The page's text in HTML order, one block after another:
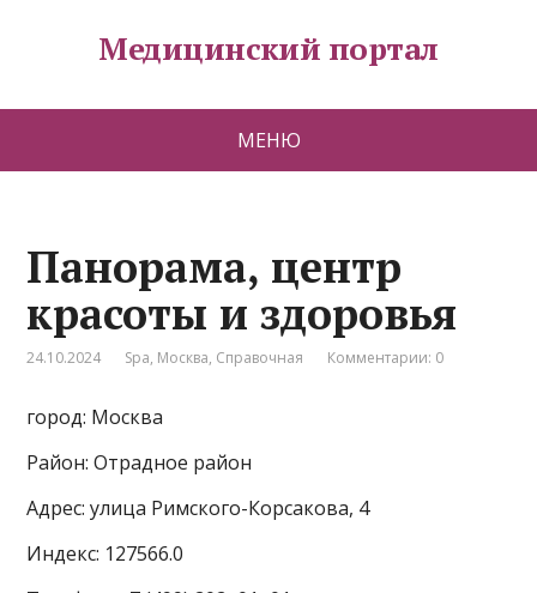
Медицинский портал
МЕНЮ
Панорама, центр
красоты и здоровья
24.10.2024 Spa, Москва, Справочная Комментарии: 0
город: Москва
Район: Отрадное район
Адрес: улица Римского-Корсакова, 4
Индекс: 127566.0